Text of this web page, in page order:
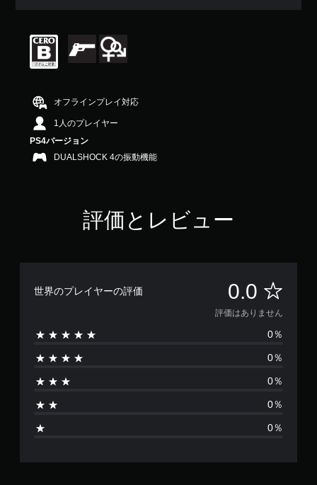
オフラインプレイ対応
1人のプレイヤー
PS4バージョン
DUALSHOCK 4の振動機能
評価とレビュー
世界のプレイヤーの評価 0.0 評
価
は
あ
ま
評価はありません
0％
0％
0％
0％
0％